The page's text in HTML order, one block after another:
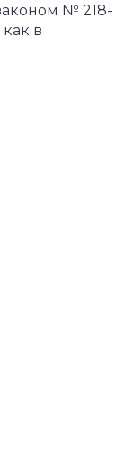
№ 218-
в